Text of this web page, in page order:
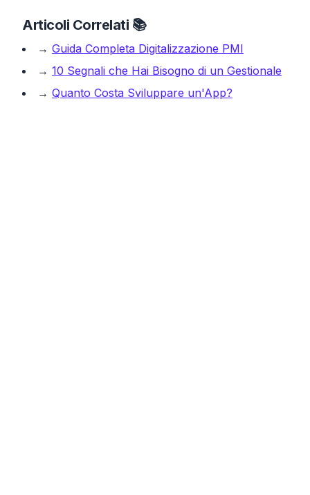
Articoli Correlati 📚
→ Guida Completa Digitalizzazione PMI
→ 10 Segnali che Hai Bisogno di un Gestionale
→ Quanto Costa Sviluppare un'App?